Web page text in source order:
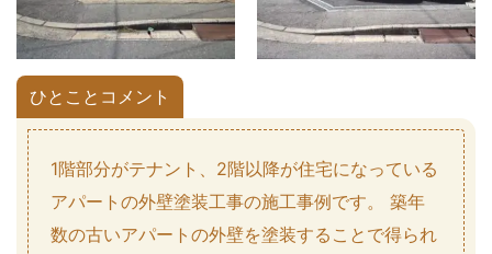
ひとことコメント
1階部分がテナント、2階以降が住宅になっている
アパートの外壁塗装工事の施工事例です。 築年
数の古いアパートの外壁を塗装することで得られ